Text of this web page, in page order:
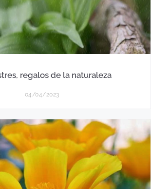
regalos de la naturaleza
04/04/2023